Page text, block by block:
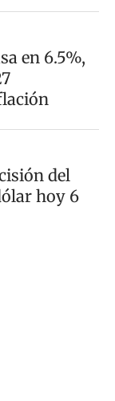
en 6.5%,
del
hoy 6